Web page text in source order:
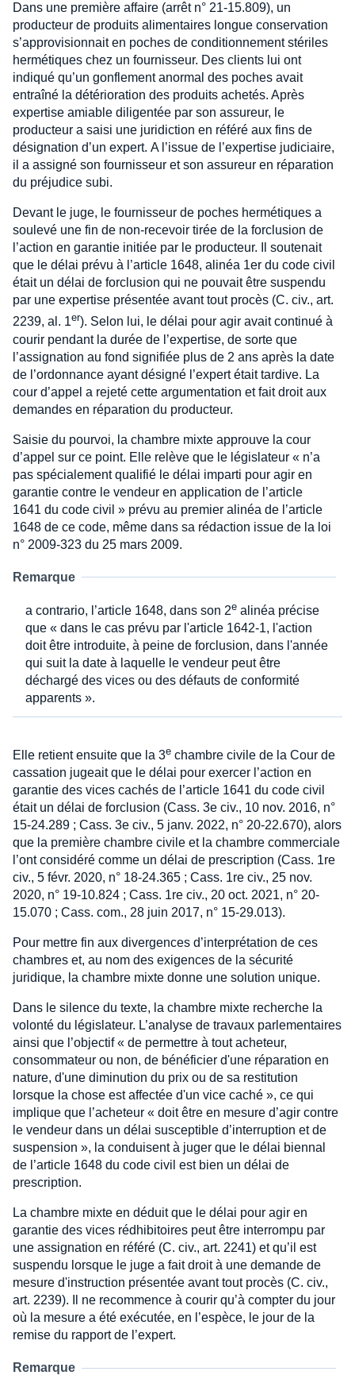
Dans une première affaire (arrêt n° 21-15.809), un
producteur de produits alimentaires longue conservation
s’approvisionnait en poches de conditionnement stériles
hermétiques chez un fournisseur. Des clients lui ont
indiqué qu’un gonflement anormal des poches avait
entraîné la détérioration des produits achetés. Après
expertise amiable diligentée par son assureur, le
producteur a saisi une juridiction en référé aux fins de
désignation d’un expert. A l’issue de l’expertise judiciaire,
il a assigné son fournisseur et son assureur en réparation
du préjudice subi.
Devant le juge, le fournisseur de poches hermétiques a
soulevé une fin de non-recevoir tirée de la forclusion de
l’action en garantie initiée par le producteur. Il soutenait
que le délai prévu à l’article 1648, alinéa 1er du code civil
était un délai de forclusion qui ne pouvait être suspendu
par une expertise présentée avant tout procès (C. civ., art.
2239, al. 1er). Selon lui, le délai pour agir avait continué à
courir pendant la durée de l’expertise, de sorte que
l’assignation au fond signifiée plus de 2 ans après la date
de l’ordonnance ayant désigné l’expert était tardive. La
cour d’appel a rejeté cette argumentation et fait droit aux
demandes en réparation du producteur.
Saisie du pourvoi, la chambre mixte approuve la cour
d’appel sur ce point. Elle relève que le législateur « n’a
pas spécialement qualifié le délai imparti pour agir en
garantie contre le vendeur en application de l’article
1641 du code civil » prévu au premier alinéa de l’article
1648 de ce code, même dans sa rédaction issue de la loi
n° 2009-323 du 25 mars 2009.
Remarque
a contrario, l’article 1648, dans son 2e alinéa précise
que « dans le cas prévu par l'article 1642-1, l'action
doit être introduite, à peine de forclusion, dans l'année
qui suit la date à laquelle le vendeur peut être
déchargé des vices ou des défauts de conformité
apparents ».
Elle retient ensuite que la 3e chambre civile de la Cour de
cassation jugeait que le délai pour exercer l’action en
garantie des vices cachés de l’article 1641 du code civil
était un délai de forclusion (Cass. 3e civ., 10 nov. 2016, n°
15-24.289 ; Cass. 3e civ., 5 janv. 2022, n° 20-22.670), alors
que la première chambre civile et la chambre commerciale
l’ont considéré comme un délai de prescription (Cass. 1re
civ., 5 févr. 2020, n° 18-24.365 ; Cass. 1re civ., 25 nov.
2020, n° 19-10.824 ; Cass. 1re civ., 20 oct. 2021, n° 20-
15.070 ; Cass. com., 28 juin 2017, n° 15-29.013).
Pour mettre fin aux divergences d’interprétation de ces
chambres et, au nom des exigences de la sécurité
juridique, la chambre mixte donne une solution unique.
Dans le silence du texte, la chambre mixte recherche la
volonté du législateur. L’analyse de travaux parlementaires
ainsi que l’objectif « de permettre à tout acheteur,
consommateur ou non, de bénéficier d'une réparation en
nature, d'une diminution du prix ou de sa restitution
lorsque la chose est affectée d'un vice caché », ce qui
implique que l’acheteur « doit être en mesure d’agir contre
le vendeur dans un délai susceptible d’interruption et de
suspension », la conduisent à juger que le délai biennal
de l’article 1648 du code civil est bien un délai de
prescription.
La chambre mixte en déduit que le délai pour agir en
garantie des vices rédhibitoires peut être interrompu par
une assignation en référé (C. civ., art. 2241) et qu’il est
suspendu lorsque le juge a fait droit à une demande de
mesure d'instruction présentée avant tout procès (C. civ.,
art. 2239). Il ne recommence à courir qu’à compter du jour
où la mesure a été exécutée, en l’espèce, le jour de la
remise du rapport de l’expert.
Remarque